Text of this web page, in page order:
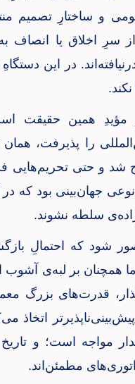
و ساختارِ تصمیم
از سرِ اخلاق یا
در این
.
مؤیدِ همین
را پذیرفت، همان
شد و حتی تحریم‌هایی
جهان‌بینی بود که
سلطه نشوند.
شود که احتمالِ
بر لبه‌ی آشوب
قدرت‌های بزرگ
اتخاذ
مواجه است؛ و
مطمئن‌اند.